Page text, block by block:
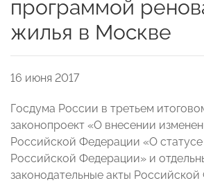
программой
жилья в Москве
16 июня 2017
Госдума России в третьем
законопроект «О внесении
Российской Федерации «О
Российской Федерации» и
законодательные акты